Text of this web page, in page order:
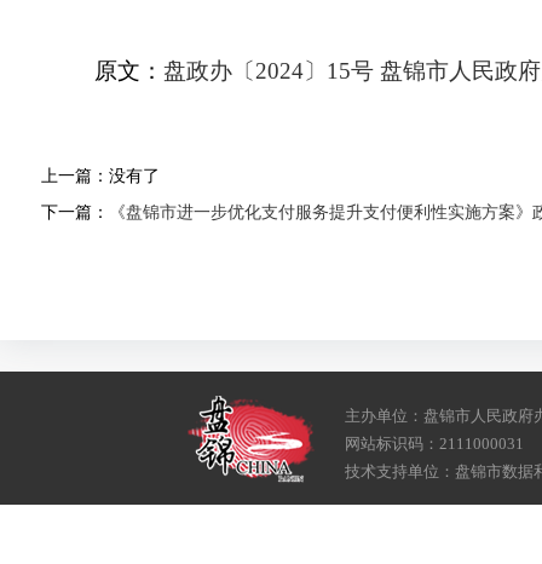
原文： 盘政办〔2024〕15号 盘锦市人民政
上一篇： 没有了
下一篇：
《盘锦市进一步优化支付服务提升支付便利性实施方案》
主办单位：盘锦市人民政府
网站标识码：2111000031
技术支持单位：盘锦市数据